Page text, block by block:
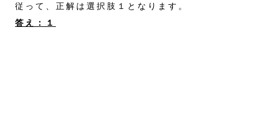
従って、正解は選択肢１となります。
答え：１